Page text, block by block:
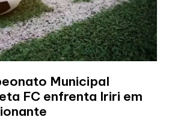
Municipal
FC enfrenta Iriri em